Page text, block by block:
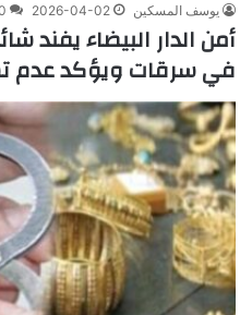
يوسف المسكين 2026-04-02
أمن الدار البيضاء يفند
في سرقات ويؤكد عدم